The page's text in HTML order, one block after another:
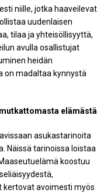
niille, jotka haaveilevat
uudenlaisen
tilaa ja yhteisöllisyyttä,
avulla osallistujat
heidän
on madaltaa kynnystä
elämästä
asukastarinoita
Näissä tarinoissa loistaa
koostuu
kertovat avoimesti myös